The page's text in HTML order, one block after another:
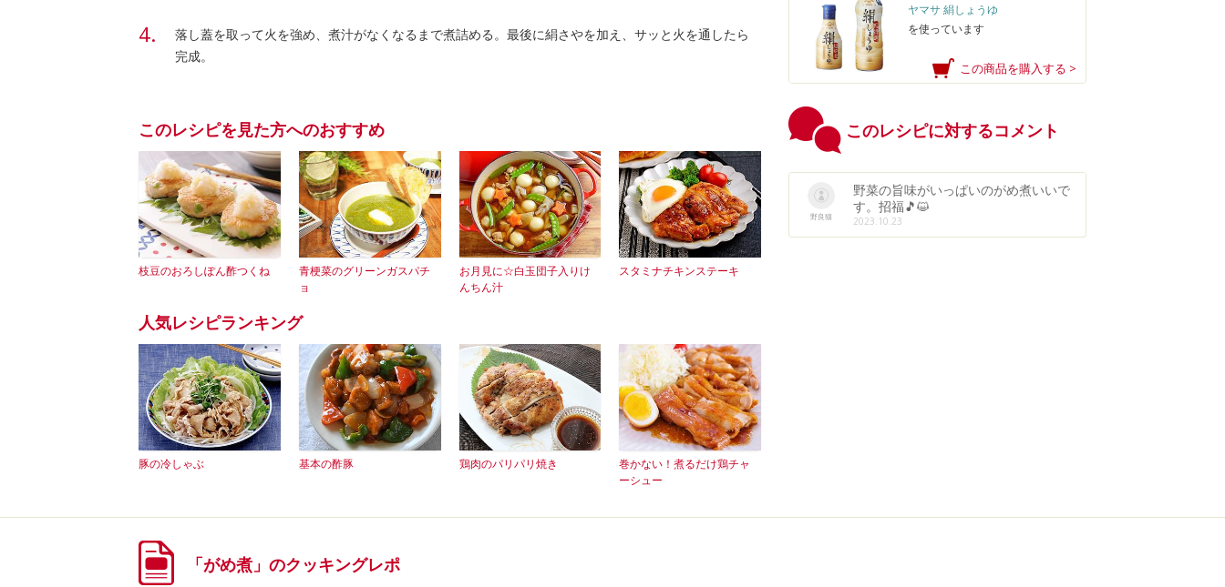
落し蓋を取って火を強め、煮汁がなくなるまで煮詰める。最後に絹さやを加え、サッと火を通したら
完成。
このレシピを見た方へのおすすめ
枝豆のおろしぽん酢つくね
青梗菜のグリーンガスパチ
ョ
お月見に☆白玉団子入りけ
んちん汁
スタミナチキンステーキ
人気レシピランキング
豚の冷しゃぶ 基本の酢豚 鶏肉のパリパリ焼き
巻かない！煮るだけ鶏チャ
ーシュー
ヤマサ 絹しょうゆ
を使っています
この商品を購入する >
このレシピに対するコメント
野良猫
野菜の旨味がいっぱいのがめ煮いいで
す。招福🎵😺
2023.10.23
「がめ煮」のクッキングレポ